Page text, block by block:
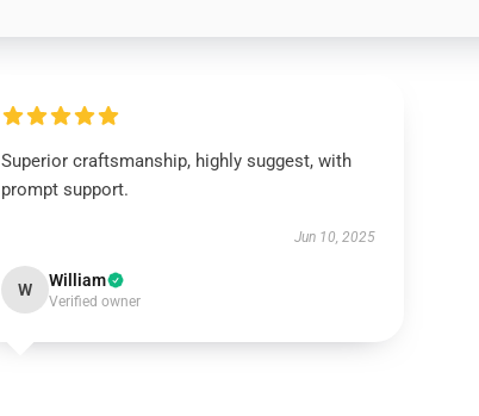
Superior craftsmanship, highly suggest, with
prompt support.
Jun 10, 2025
W William
Verified owner